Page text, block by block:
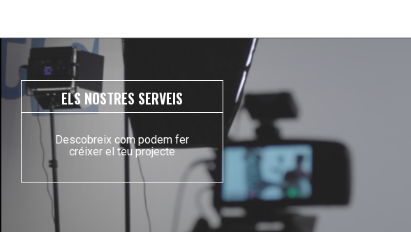
ELS NOSTRES SERVEIS
Descobreix com podem fer
créixer el teu projecte